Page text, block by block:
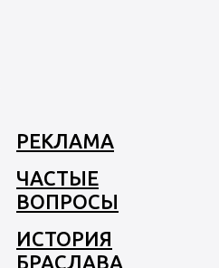
РЕКЛАМА
ЧАСТЫЕ
ВОПРОСЫ
ИСТОРИЯ
БРАСЛАВА